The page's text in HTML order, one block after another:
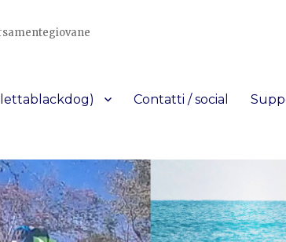
Contatti / social